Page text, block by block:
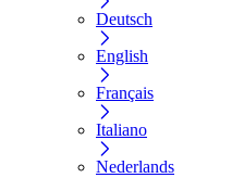
Deutsch
English
Français
Italiano
Nederlands